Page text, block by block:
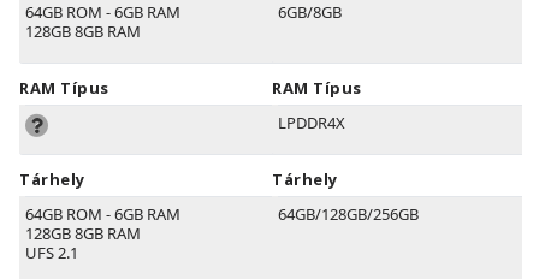
64GB ROM - 6GB RAM
128GB 8GB RAM
RAM Típus
Tárhely
64GB ROM - 6GB RAM
128GB 8GB RAM
UFS 2.1
6GB/8GB
RAM Típus
LPDDR4X
Tárhely
64GB/128GB/256GB